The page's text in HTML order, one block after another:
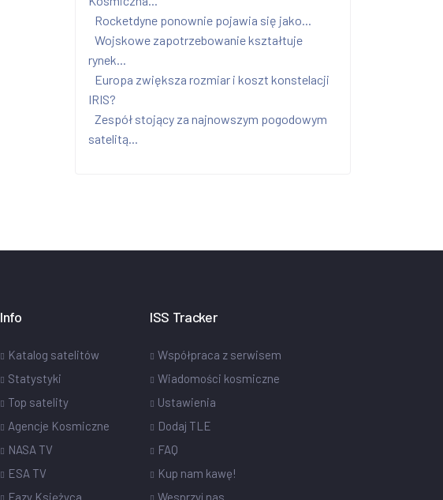
Rocketdyne ponownie pojawia się jako...
Wojskowe zapotrzebowanie kształtuje
rynek...
Europa zwiększa rozmiar i koszt konstelacji
IRIS?
Zespół stojący za najnowszym pogodowym
satelitą...
Info
Katalog satelitów
Statystyki
Top satelity
Agencje Kosmiczne
NASA TV
ESA TV
Fazy Księżyca
ISS Tracker
Współpraca z serwisem
Wiadomości kosmiczne
Ustawienia
Dodaj TLE
FAQ
Kup nam kawę!
Wesprzyj nas